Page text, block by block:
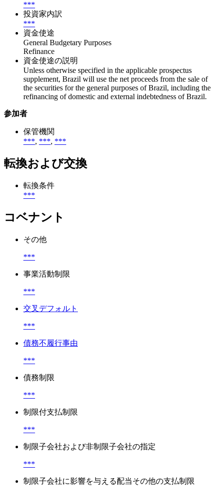
***
投資家内訳
***
資金使途
General Budgetary Purposes
Refinance
資金使途の説明
Unless otherwise specified in the applicable prospectus
supplement, Brazil will use the net proceeds from the sale of
the securities for the general purposes of Brazil, including the
refinancing of domestic and external indebtedness of Brazil.
参加者
保管機関
***, ***, ***
転換および交換
転換条件
***
コベナント
その他
***
事業活動制限
***
交叉デフォルト
***
債務不履行事由
***
債務制限
***
制限付支払制限
***
制限子会社および非制限子会社の指定
***
制限子会社に影響を与える配当その他の支払制限